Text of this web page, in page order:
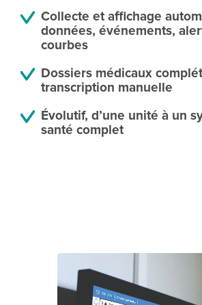
Collecte et affichage
données, événements,
courbes
Dossiers médicaux
transcription manuelle
Évolutif, d’une unité à un
santé complet